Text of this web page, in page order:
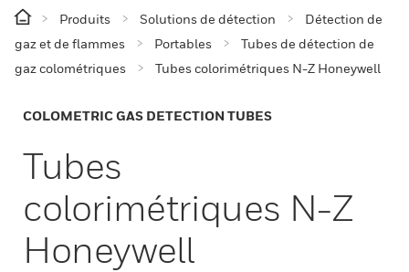
Produits Solutions de détection
Détection de
gaz et de flammes
Portables
Tubes de détection de
gaz colométriques
Tubes colorimétriques N-Z Honeywell
COLOMETRIC GAS DETECTION TUBES
Tubes
colorimétriques N-Z
Honeywell